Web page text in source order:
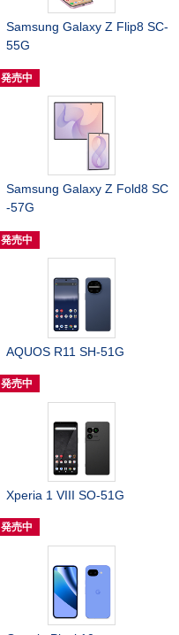
Samsung Galaxy Z Flip8 SC-
55G
発売中
Samsung Galaxy Z Fold8 SC
-57G
発売中
AQUOS R11 SH-51G
発売中
Xperia 1 VIII SO-51G
発売中